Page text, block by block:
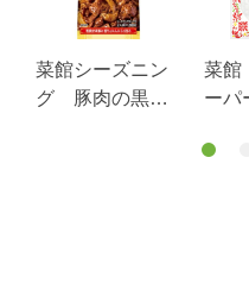
菜館シーズニン
グ 豚肉の黒胡
菜
ー